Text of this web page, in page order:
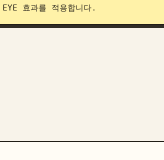
효과를 적용합니다.